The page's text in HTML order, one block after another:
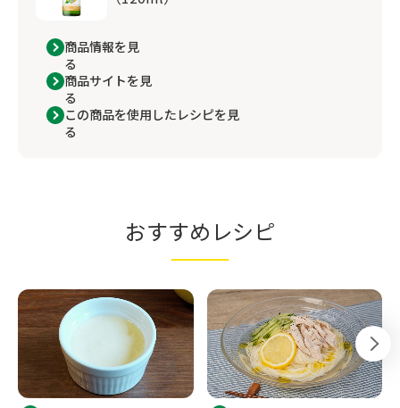
商品情報を見
る
商品サイトを見
る
この商品を使用したレシピを見
る
おすすめレシピ